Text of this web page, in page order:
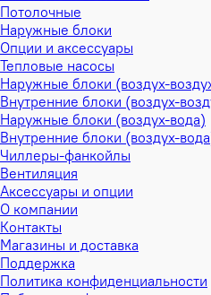
Потолочные
Наружные блоки
Опции и аксессуары
Тепловые насосы
Наружные блоки (воздух-
Внутренние блоки (воздух-
Наружные блоки (воздух-вода)
Внутренние блоки (воздух-
Чиллеры-фанкойлы
Вентиляция
Аксессуары и опции
О компании
Контакты
Магазины и доставка
Поддержка
Политика конфиденциальности